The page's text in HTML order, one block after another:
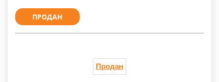
ПРОДАН
Продан